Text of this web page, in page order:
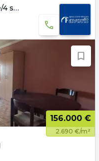
48m² | 2.5 sobe | nisko prizemlje/4 sprata
156.000 €
2.690 €/m²